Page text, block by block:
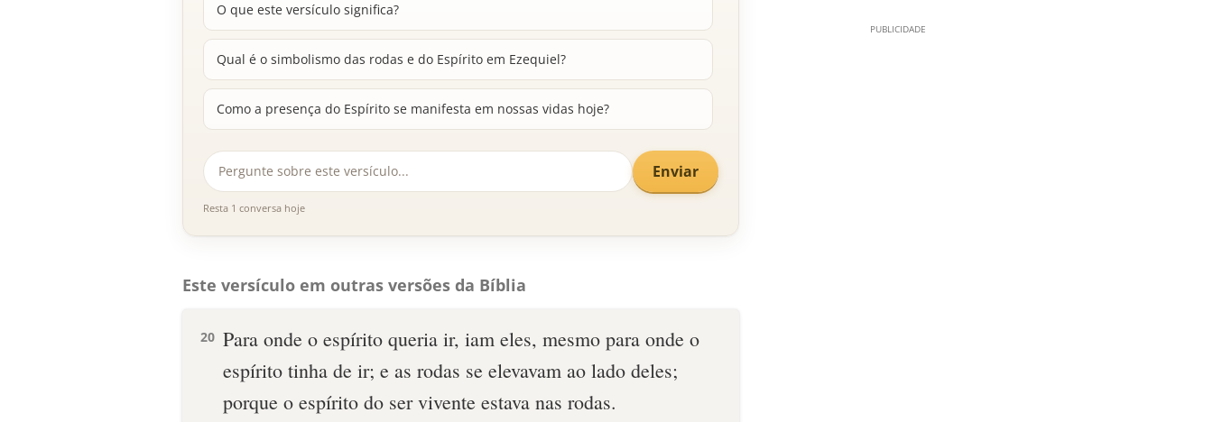
O que este versículo significa?
Qual é o simbolismo das rodas e do Espírito em Ezequiel?
Como a presença do Espírito se manifesta em nossas vidas hoje?
Enviar
Resta 1 conversa hoje
Este versículo em outras versões da Bíblia
20 Para onde o espírito queria ir, iam eles, mesmo para onde o
espírito tinha de ir; e as rodas se elevavam ao lado deles;
porque o espírito do ser vivente estava nas rodas.